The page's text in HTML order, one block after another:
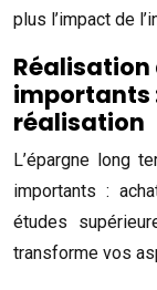
plus l’impact de
Réalisation
importants
réalisation
L’épargne long
importants :
études
transforme vos